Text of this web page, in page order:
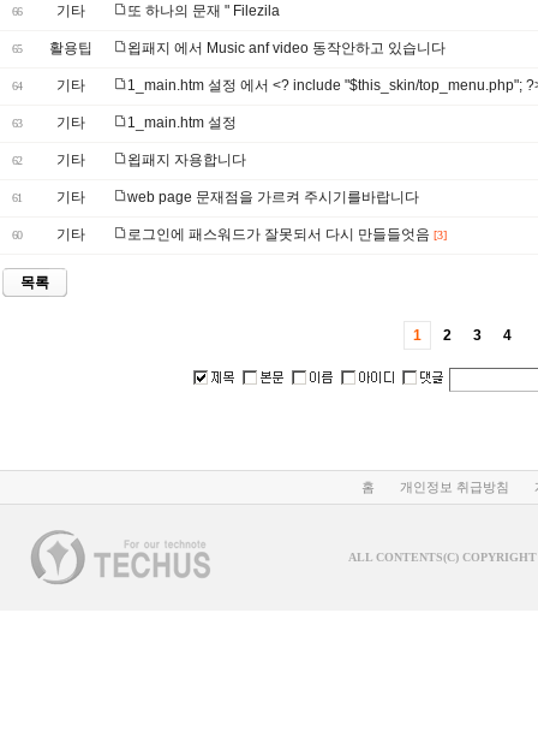
66 기타 또 하나의 문재 " Filezila
65 활용팁 욉패지 에서 Music anf video 동작안하고 있습니다
64 기타 1_main.htm 설정 에서 <? include "$this_skin/top_menu.php";
63 기타 1_main.htm 설정
62 기타 욉패지 자용합니다
61 기타 web page 문재점을 가르켜 주시기를바랍니다
60 기타 로그인에 패스워드가 잘못되서 다시 만들들엇음 [3]
목록
1 2 3 4
홈 개인정보 취급방침
ALL CONTENTS(C)